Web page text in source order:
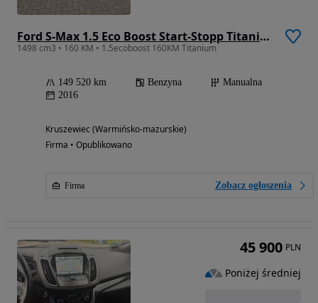
Ford S-Max 1.5 Eco Boost Start-Stopp Titanium
1498 cm3 • 160 KM • 1.5ecoboost 160KM Titanium
149 520 km Benzyna
Manualna
2016
Kruszewiec (Warmińsko-mazurskie)
Firma • Opublikowano
Firma Zobacz ogłoszenia
45 900 PLN
Poniżej średniej